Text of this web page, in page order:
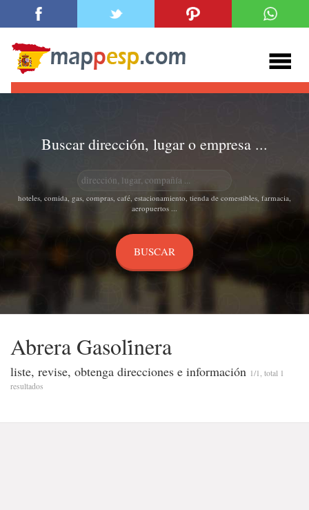
Buscar dirección, lugar o empresa ...
hoteles, comida, gas, compras, café, estacionamiento, tienda de comestibles, farmacia,
aeropuertos ...
Abrera Gasoli̇̇nera
liste, revise, obtenga direcciones e información 1/1, total 1
resultados